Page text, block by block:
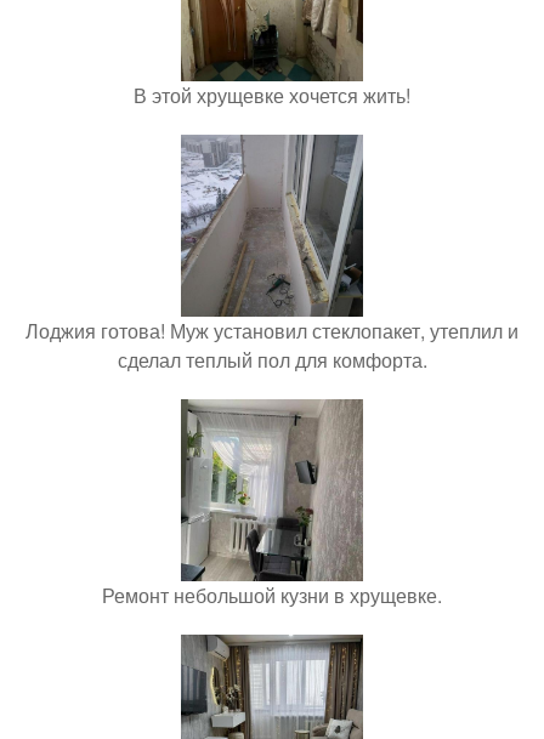
В этой хрущевке хочется жить!
Лоджия готова! Муж установил стеклопакет, утеплил и
сделал теплый пол для комфорта.
Ремонт небольшой кузни в хрущевке.